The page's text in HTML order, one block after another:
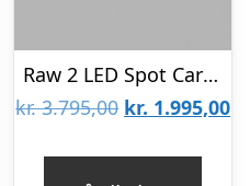
Raw 2 LED Spot Carbon Sort 3000k – Så længe lager haves -LIGHT-POINT
kr.3.795,00 Den
kr. 1.995,00